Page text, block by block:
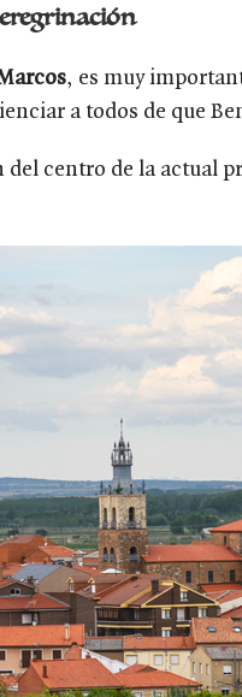
, es muy
a todos de que
centro de la actual